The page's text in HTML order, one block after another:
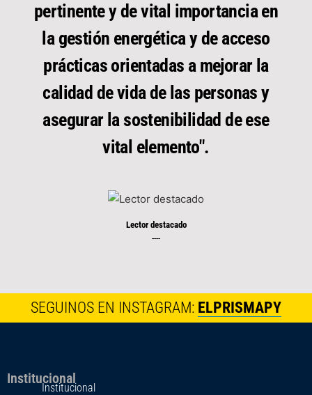
pertinente y de vital importancia en
la gestión energética y de acceso
prácticas orientadas a mejorar la
calidad de vida de las personas y
asegurar la sostenibilidad de ese
vital elemento".
Lector destacado
----
SEGUINOS EN INSTAGRAM: ELPRISMAPY
Institucional
Institucional